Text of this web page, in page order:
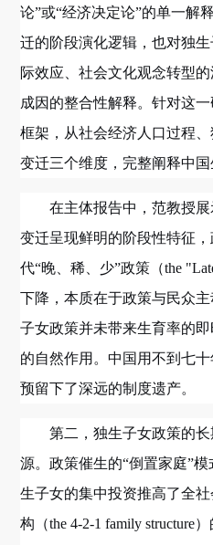
论”或“经济决定论”的单一解
迁的阶段演化逻辑，也对独生
际效应、社会文化观念转型
成因的整合性解释。针对这
框架，从社会经济人口过程
变迁三个维度，完整阐释中
在主体报告中，范教授展
变迁呈现鲜明的阶段性特征
代“晚、稀、少”政策（the
下降，本质在于政策与民众
子女政策并未带来生育率的
的自然作用。中国用不到七
预留下了深远的制度遗产。
第二，独生子女政策的长
源。政策催生的“倒置家庭”
生子女的集中投资推高了全
构（the 4-2-1 family structure